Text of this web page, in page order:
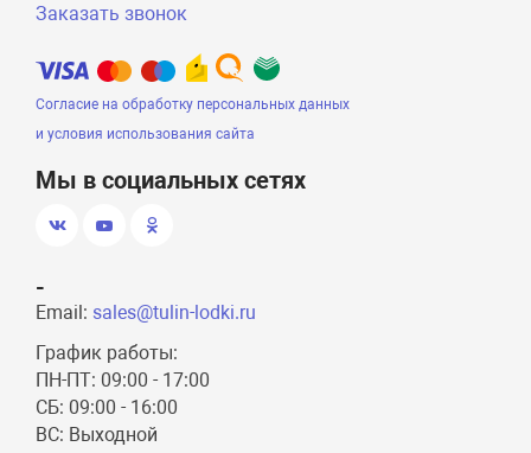
Заказать звонок
Согласие на обработку персональных данных
и условия использования сайта
Мы в социальных сетях
-
Email: sales@tulin-lodki.ru
График работы:
ПН-ПТ: 09:00 - 17:00
СБ: 09:00 - 16:00
ВС: Выходной